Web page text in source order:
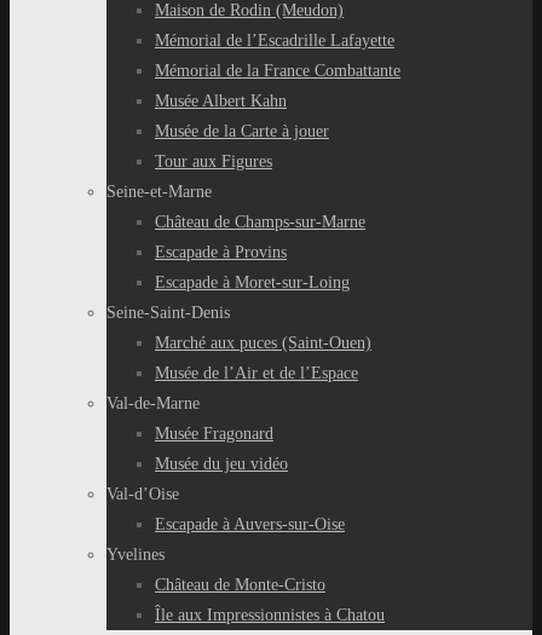
Maison de Rodin (Meudon)
Mémorial de l’Escadrille Lafayette
Mémorial de la France Combattante
Musée Albert Kahn
Musée de la Carte à jouer
Tour aux Figures
Seine-et-Marne
Château de Champs-sur-Marne
Escapade à Provins
Escapade à Moret-sur-Loing
Seine-Saint-Denis
Marché aux puces (Saint-Ouen)
Musée de l’Air et de l’Espace
Val-de-Marne
Musée Fragonard
Musée du jeu vidéo
Val-d’Oise
Escapade à Auvers-sur-Oise
Yvelines
Château de Monte-Cristo
Île aux Impressionnistes à Chatou